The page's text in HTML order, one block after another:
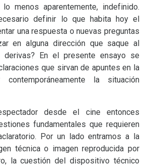
menos aparentemente, indefinido.
definir lo que habita hoy el
una respuesta o nuevas preguntas
en alguna dirección que saque al
En el presente ensayo se
que sirvan de apuntes en la
la situación
desde el cine entonces
fundamentales que requieren
Por un lado entramos a la
técnica o imagen reproducida por
la cuestión del dispositivo técnico